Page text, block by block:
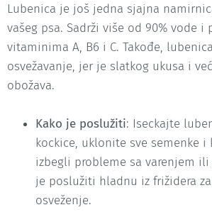
Lubenica je još jedna sjajna
vašeg psa. Sadrži više od 90% vode
vitaminima A, B6 i C. Takođe,
osvežavanje, jer je slatkog ukusa i
obožava.
Kako je poslužiti: Iseckajte
kockice, uklonite sve semenke i
izbegli probleme sa varenjem ili
je poslužiti hladnu iz frižidera
osveženje.